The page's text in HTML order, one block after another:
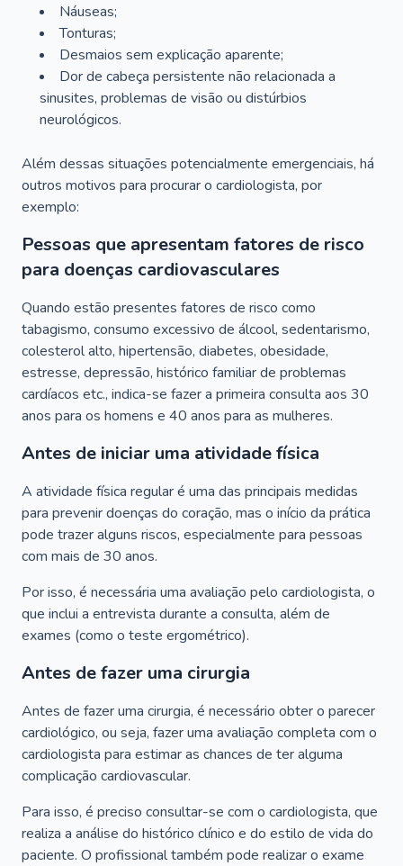
Náuseas;
Tonturas;
Desmaios sem explicação aparente;
Dor de cabeça persistente não relacionada a
sinusites, problemas de visão ou distúrbios
neurológicos.
Além dessas situações potencialmente emergenciais, há
outros motivos para procurar o cardiologista, por
exemplo:
Pessoas que apresentam fatores de risco
para doenças cardiovasculares
Quando estão presentes fatores de risco como
tabagismo, consumo excessivo de álcool, sedentarismo,
colesterol alto, hipertensão, diabetes, obesidade,
estresse, depressão, histórico familiar de problemas
cardíacos etc., indica-se fazer a primeira consulta aos 30
anos para os homens e 40 anos para as mulheres.
Antes de iniciar uma atividade física
A atividade física regular é uma das principais medidas
para prevenir doenças do coração, mas o início da prática
pode trazer alguns riscos, especialmente para pessoas
com mais de 30 anos.
Por isso, é necessária uma avaliação pelo cardiologista, o
que inclui a entrevista durante a consulta, além de
exames (como o teste ergométrico).
Antes de fazer uma cirurgia
Antes de fazer uma cirurgia, é necessário obter o parecer
cardiológico, ou seja, fazer uma avaliação completa com o
cardiologista para estimar as chances de ter alguma
complicação cardiovascular.
Para isso, é preciso consultar-se com o cardiologista, que
realiza a análise do histórico clínico e do estilo de vida do
paciente. O profissional também pode realizar o exame